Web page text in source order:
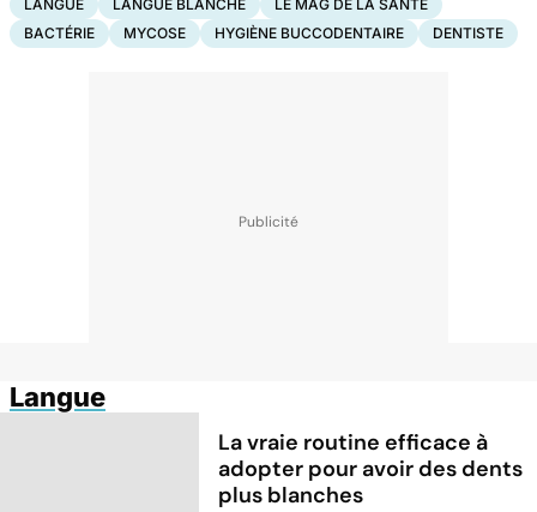
LANGUE LANGUE BLANCHE
LE MAG DE LA SANTÉ
BACTÉRIE
MYCOSE HYGIÈNE BUCCODENTAIRE DENTISTE
Langue
La vraie routine efficace à
adopter pour avoir des dents
plus blanches